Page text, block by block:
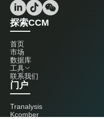
探索CCM
首页
市场
数据库
工具
联系我们
门户
Tranalysis
Kcomber